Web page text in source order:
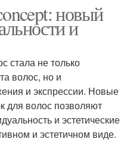
новый
и
стала не только
волос, но и
и экспрессии. Новые
для волос позволяют
и эстетические
и эстетичном виде.